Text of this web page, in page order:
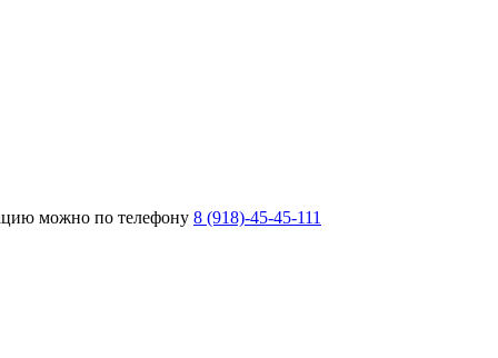
можно по телефону 8 (918)-45-45-111